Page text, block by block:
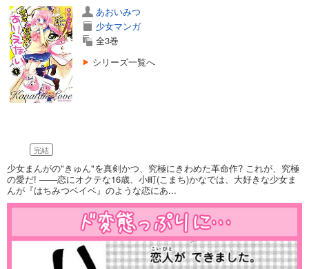
完結
あおいみつ
少女マンガ
全3巻
シリーズ一覧へ
少女まんがの"きゅん"を真剣かつ、究極にきわめた革命作? これが、究極
の愛だ! ――恋にオクテな16歳、小町(こまち)かなでは、大好きな少女ま
んが『はちみつベイベ』のような恋にあ...